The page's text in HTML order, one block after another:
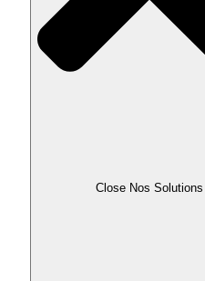
Close Nos Solutions